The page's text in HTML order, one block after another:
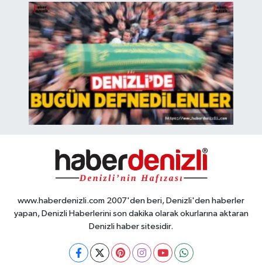
www.haberdenizli.com 2007'den beri, Denizli'den haberler
yapan, Denizli Haberlerini son dakika olarak okurlarına aktaran
Denizli haber sitesidir.